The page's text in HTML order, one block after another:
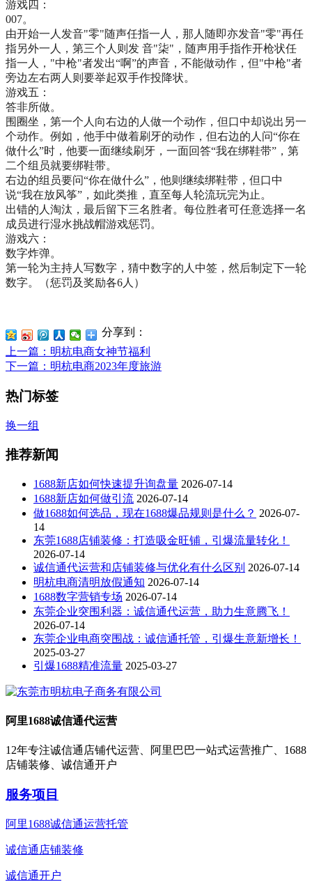
游戏四：
007。
由开始一人发音"零"随声任指一人，那人随即亦发音"零"再任
指另外一人，第三个人则发 音"柒"，随声用手指作开枪状任
指一人，"中枪"者发出“啊”的声音，不能做动作，但"中枪"者
旁边左右两人则要举起双手作投降状。
游戏五：
答非所做。
围圈坐，第一个人向右边的人做一个动作，但口中却说出另一
个动作。例如，他手中做着刷牙的动作，但右边的人问“你在
做什么”时，他要一面继续刷牙，一面回答“我在绑鞋带”，第
二个组员就要绑鞋带。
右边的组员要问“你在做什么”，他则继续绑鞋带，但口中
说“我在放风筝”，如此类推，直至每人轮流玩完为止。
出错的人淘汰，最后留下三名胜者。每位胜者可任意选择一名
成员进行湿水挑战帽游戏惩罚。
游戏六：
数字炸弹。
第一轮为主持人写数字，猜中数字的人中签，然后制定下一轮
数字。（惩罚及奖励各6人）
分享到：
上一篇 ：明杭电商女神节福利
下一篇 ：明杭电商2023年度旅游
热门标签
换一组
推荐新闻
1688新店如何快速提升询盘量 2026-07-14
1688新店如何做引流 2026-07-14
做1688如何选品，现在1688爆品规则是什么？ 2026-07-
14
东莞1688店铺装修：打造吸金旺铺，引爆流量转化！
2026-07-14
诚信通代运营和店铺装修与优化有什么区别 2026-07-14
明杭电商清明放假通知 2026-07-14
1688数字营销专场 2026-07-14
东莞企业突围利器：诚信通代运营，助力生意腾飞！
2026-07-14
东莞企业电商突围战：诚信通托管，引爆生意新增长！
2025-03-27
引爆1688精准流量 2025-03-27
阿里1688诚信通代运营
12年专注诚信通店铺代运营、阿里巴巴一站式运营推广、1688
店铺装修、诚信通开户
服务项目
阿里1688诚信通运营托管
诚信通店铺装修
诚信通开户